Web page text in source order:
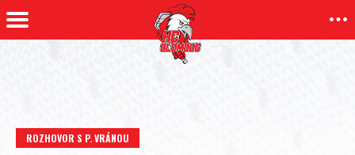
ROZHOVOR S P. VRÁNOU